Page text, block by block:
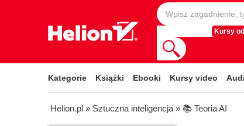
Kursy
Kategorie Książki Ebooki Kursy video
Helion.pl » Sztuczna inteligencja » 📚 Teoria AI